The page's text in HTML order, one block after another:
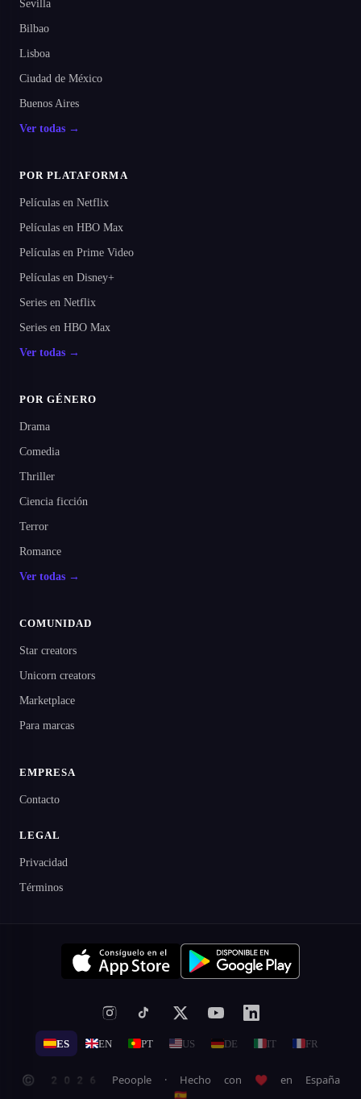
Sevilla
Bilbao
Lisboa
Ciudad de México
Buenos Aires
Ver todas →
POR PLATAFORMA
Películas en Netflix
Películas en HBO Max
Películas en Prime Video
Películas en Disney+
Series en Netflix
Series en HBO Max
Ver todas →
POR GÉNERO
Drama
Comedia
Thriller
Ciencia ficción
Terror
Romance
Ver todas →
COMUNIDAD
Star creators
Unicorn creators
Marketplace
Para marcas
EMPRESA
Contacto
LEGAL
Privacidad
Términos
ES EN PT US DE IT FR
© 2026 Peoople · Hecho con ♥ en España
🇪🇸